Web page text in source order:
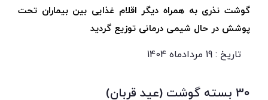
گوشت نذری به همراه دیگر اقلام غذایی بین بیماران تحت
پوشش در حال شیمی درمانی توزیع گردید
تاریخ : 19 مردادماه 1404
30 بسته گوشت (عید قربان)